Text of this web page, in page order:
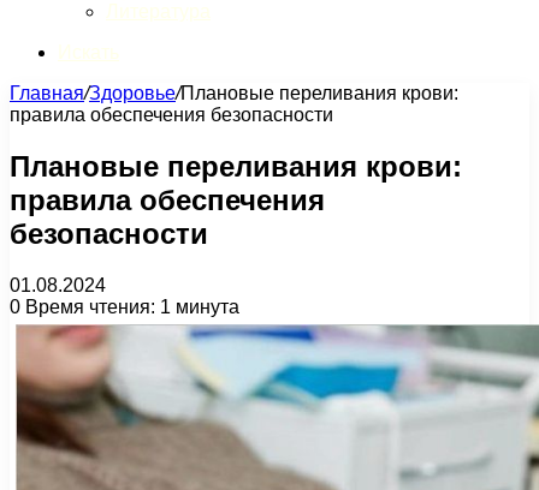
Главная/Здоровье/Плановые переливания крови:
правила обеспечения безопасности
Плановые переливания крови:
правила обеспечения
безопасности
01.08.2024
0 Время чтения: 1 минута